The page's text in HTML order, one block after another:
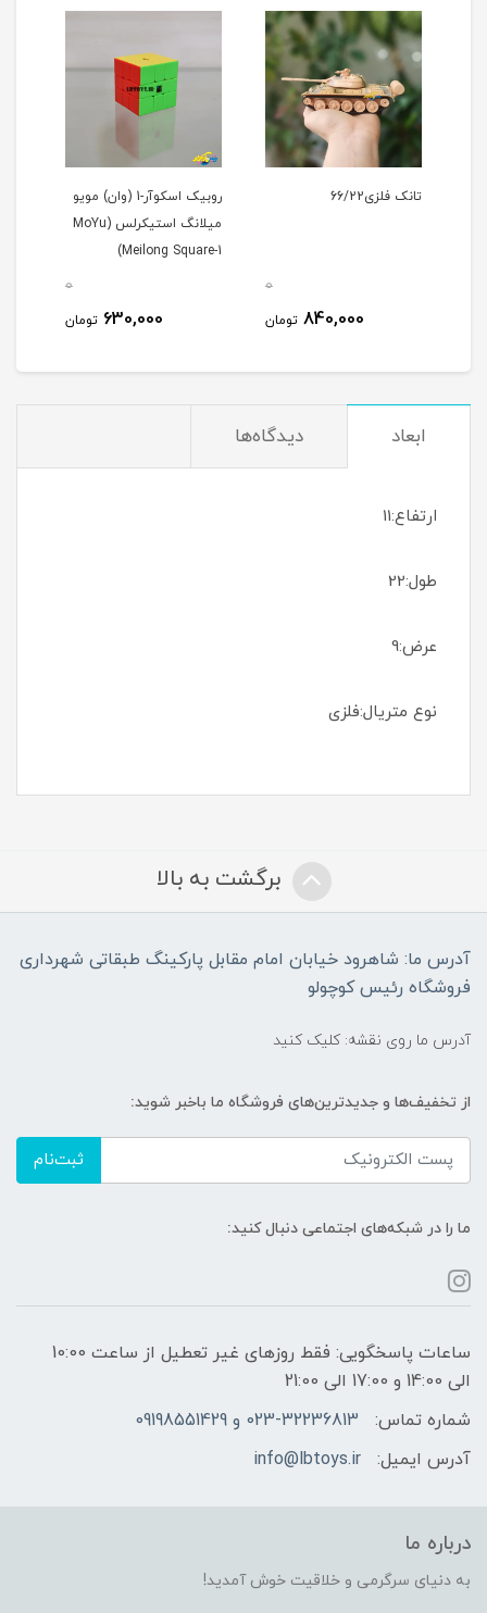
تانک فلزی66/22
0
840,000 تومان
روبیک اسکوآر-1 (وان) مویو
میلانگ استیکرلس (MoYu
Meilong Square-1)
0
630,000 تومان
ابعاد دیدگاه‌ها
ارتفاع:11
طول:22
عرض:9
نوع متریال:فلزی
برگشت به بالا
آدرس ما: شاهرود خیابان امام مقابل پارکینگ طبقاتی شهرداری
فروشگاه رئیس کوچولو
آدرس ما روی نقشه: کلیک کنید
از تخفیف‌ها و جدیدترین‌های فروشگاه ما باخبر شوید:
ثبت‌نام
ما را در شبکه‌های اجتماعی دنبال کنید:
ساعات پاسخگویی: فقط روزهای غیر تعطیل از ساعت 10:00
الی 14:00 و 17:00 الی 21:00
شماره تماس:
023-32236813 و 09198551429
آدرس ایمیل:
info@lbtoys.ir
درباره ما
به دنیای سرگرمی و خلاقیت خوش آمدید!